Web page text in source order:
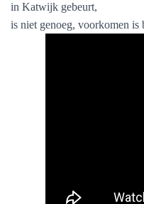
in Katwijk gebeurt,
is niet genoeg, voorkomen is